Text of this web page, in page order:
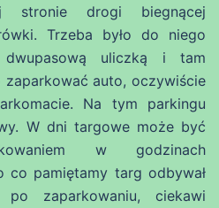
stronie drogi biegnącej
Trzeba było do niego
uliczką i tam
zaparkować auto, oczywiście
Na tym parkingu
W dni targowe może być
w godzinach
co pamiętamy targ odbywał
zaparkowaniu, ciekawi